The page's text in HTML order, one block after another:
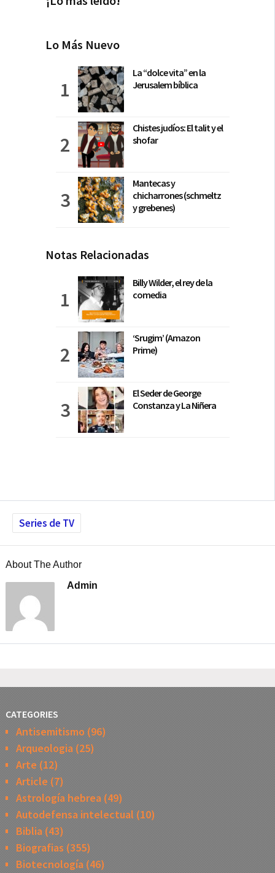
Lo Más Nuevo
La “dolce vita” en la
Jerusalem bíblica
Chistes judíos: El talit y el
shofar
Mantecas y
chicharrones (schmeltz
y grebenes)
Notas Relacionadas
Billy Wilder, el rey de la
comedia
‘Srugim’ (Amazon
Prime)
El Seder de George
Constanza y La Niñera
Series de TV
About The Author
Admin
CATEGORIES
Antisemitismo (96)
Arqueologia(25)
Arte (12)
Article (7)
Astrología hebrea(49)
Autodefensa intelectual (10)
Biblia(43)
Biografias (355)
Biotecnología(46)